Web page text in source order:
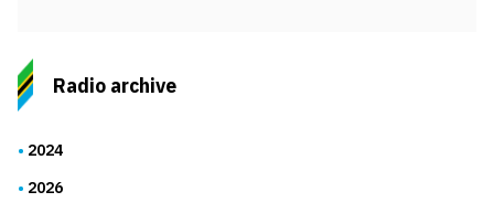
Radio archive
2024
2026